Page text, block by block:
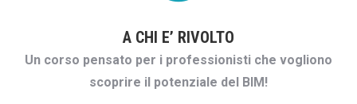
A CHI E’ RIVOLTO
Un corso pensato per i professionisti che vogliono
scoprire il potenziale del BIM!